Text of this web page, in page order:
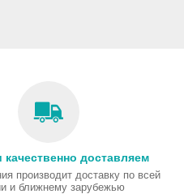
доставляем
производит доставку по всей
и ближнему зарубежью